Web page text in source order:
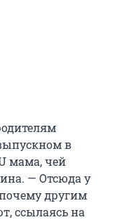
в
мама, чей
— Отсюда у
другим
ссылаясь на